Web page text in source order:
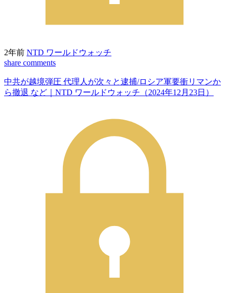
2年前 NTD ワールドウォッチ
share comments
中共が越境弾圧 代理人が次々と逮捕/ロシア軍要衝リマンか
ら撤退 など｜NTD ワールドウォッチ（2024年12月23日）